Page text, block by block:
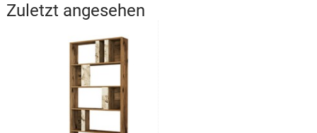
Zuletzt angesehen